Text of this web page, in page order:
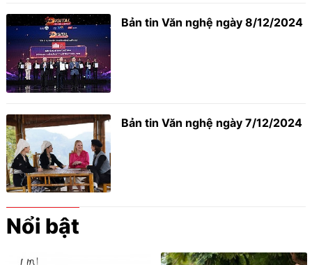
Bản tin Văn nghệ ngày 8/12/2024
Bản tin Văn nghệ ngày 7/12/2024
Nổi bật